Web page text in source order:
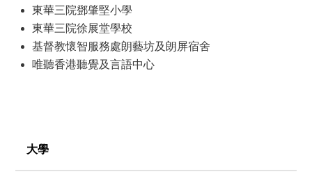
東華三院鄧肇堅小學
東華三院徐展堂學校
基督教懷智服務處朗藝坊及朗屏宿舍
唯聽香港聽覺及言語中心
大學